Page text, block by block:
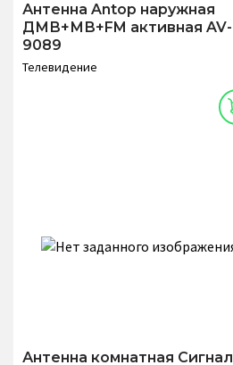
Антенна Antop наружная
ДМВ+МВ+FM активная AV-
9089
Телевидение
Антенна комнатная Сигнал